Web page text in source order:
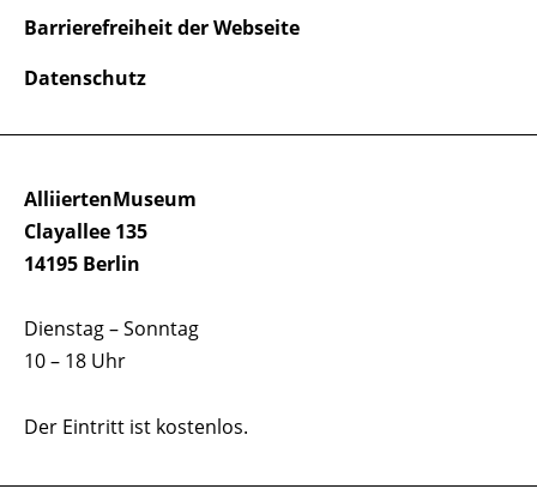
AlliiertenMuseum
Clayallee 135
14195 Berlin
Dienstag – Sonntag
10 – 18 Uhr
Der Eintritt ist kostenlos.
Barrierefreiheit der Webseite
Datenschutz